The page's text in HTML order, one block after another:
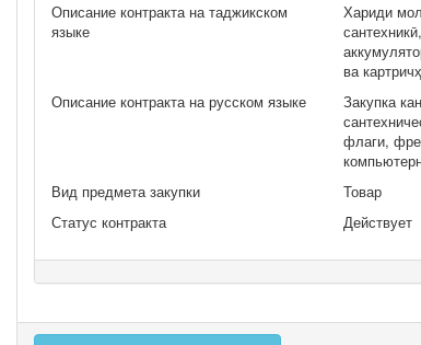
Описание контракта на таджикском
языке
Хариди
ва
Описание контракта на русском языке
Закупка
флаги,
Вид предмета закупки
Товар
Статус контракта
Действует